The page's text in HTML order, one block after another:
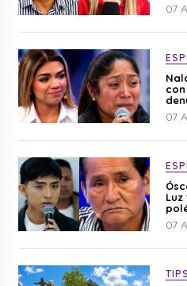
07
07
07